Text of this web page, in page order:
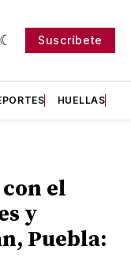
Suscríbete
HUELLAS
el
y
Puebla: